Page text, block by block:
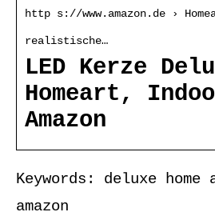
http s://www.amazon.de ›
realistische…
LED Kerze
Homeart,
Amazon
Keywords: deluxe
amazon